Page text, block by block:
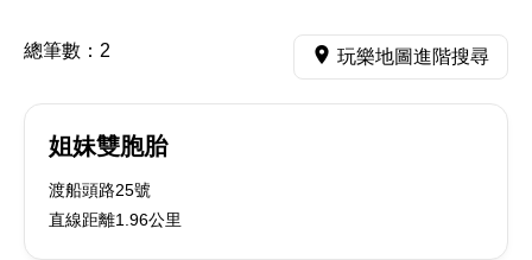
總筆數： 2 玩樂地圖進階搜尋
姐妹雙胞胎
渡船頭路25號
直線距離1.96公里